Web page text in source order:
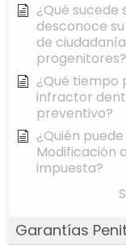
¿Qué sucede
desconoce
de
progenitores?
¿Qué tiempo
infractor
preventivo?
¿Quién
Modificación
impuesta?
Garantías